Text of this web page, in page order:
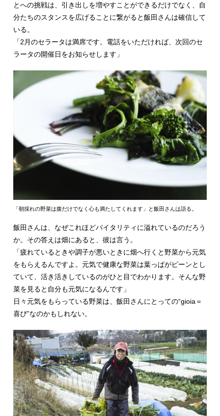
とへの挑戦は、引き出しを増やすことができるだけでなく、自
分たちのスタンスを広げることに繋がると飯田さんは確信して
いる。
「2月のセラータは満席です。電話をいただければ、次回のセ
ラータの開催日をお知らせします」
「朝採れの野菜は腹だけでなく心も満たしてくれます」と飯田さんは語る。
飯田さんは、なぜこれほどバイタリティに溢れているのだろう
か。その答えは畑にあると、彼は言う。
「疲れているときや調子が悪いときに畑へ行くと野菜から元気
をもらえるんですよ。元気で健康な野菜は葉っぱがピーンとし
ていて、活き活きしているのがひと目でわかります。そんな野
菜を見ると自分も元気になるんです」
日々元気をもらっている野菜は、飯田さんにとっての“gioia＝
喜び”なのかもしれない。